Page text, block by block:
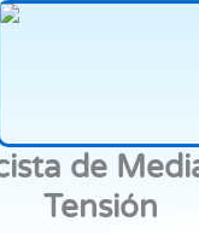
de
Tensión